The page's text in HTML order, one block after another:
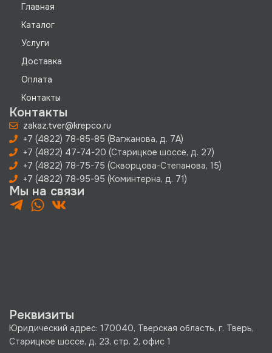
Главная
Каталог
Услуги
Доставка
Оплата
Контакты
Контакты
zakaz.tver@krepco.ru
+7 (4822) 78-85-85 (Вагжанова, д. 7А)
+7 (4822) 47-74-20 (Старицкое шоссе, д. 27)
+7 (4822) 78-75-75 (Скворцова-Степанова, 15)
+7 (4822) 78-95-95 (Коминтерна, д. 71)
Мы на связи
Реквизиты
Юридический адрес: 170040, Тверская область, г. Тверь,
Старицкое шоссе, д. 23, стр. 2, офис 1